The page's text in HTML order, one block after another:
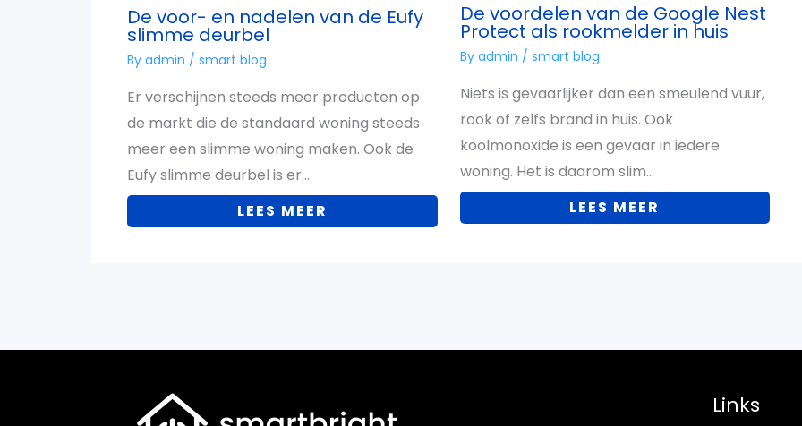
De voor- en nadelen van de Eufy
slimme deurbel
By admin / smart blog
Er verschijnen steeds meer producten op
de markt die de standaard woning steeds
meer een slimme woning maken. Ook de
Eufy slimme deurbel is er…
LEES MEER
De voordelen van de Google Nest
Protect als rookmelder in huis
By admin / smart blog
Niets is gevaarlijker dan een smeulend vuur,
rook of zelfs brand in huis. Ook
koolmonoxide is een gevaar in iedere
woning. Het is daarom slim…
LEES MEER
Links